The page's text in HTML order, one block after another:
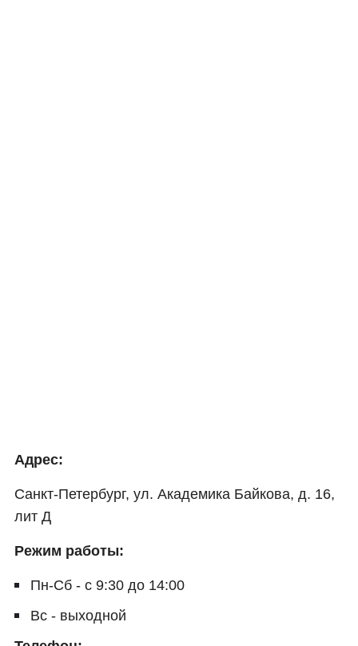
Адрес:
Санкт-Петербург, ул. Академика Байкова, д. 16,
лит Д
Режим работы:
Пн-Сб - с 9:30 до 14:00
Вс - выходной